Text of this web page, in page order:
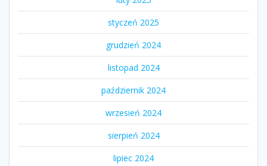
styczeń 2025
grudzień 2024
listopad 2024
październik 2024
wrzesień 2024
sierpień 2024
lipiec 2024